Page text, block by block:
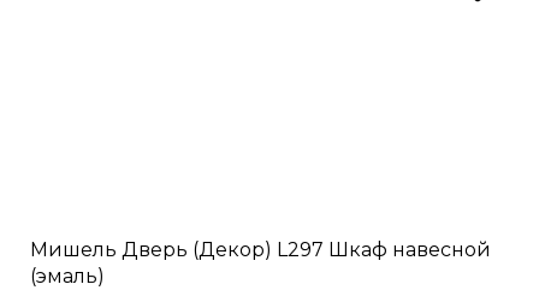
Мишель Дверь (Декор) L297 Шкаф навесной
(эмаль)